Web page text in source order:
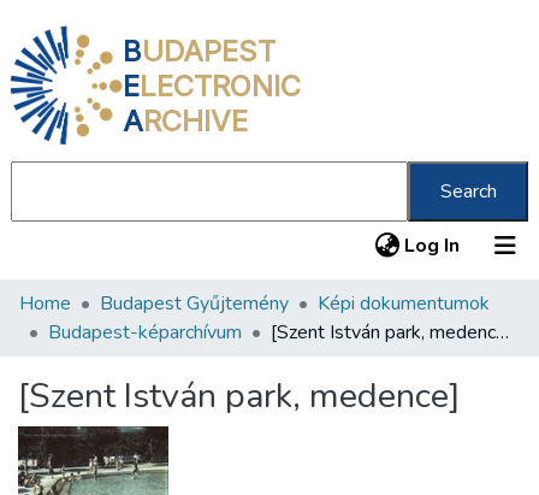
BUDAPEST
ELECTRONIC
ARCHIVE
Search
Log In (current)
Communities & Collections
Statistics
About us
Home Budapest Gyűjtemény
Képi dokumentumok
Budapest-képarchívum
[Szent István park, medence]
[Szent István park, medence]